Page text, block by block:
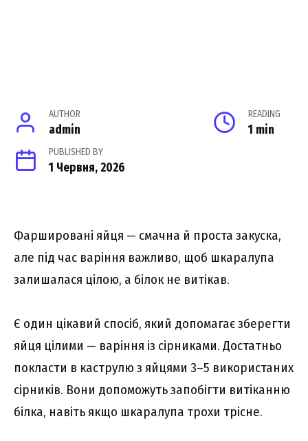
AUTHOR
admin
READING
1 min
PUBLISHED BY
1 Червня, 2026
Фаршировані яйця — смачна й проста закуска,
але під час варіння важливо, щоб шкаралупа
залишалася цілою, а білок не витікав.
Є один цікавий спосіб, який допомагає зберегти
яйця цілими — варіння із сірниками. Достатньо
покласти в каструлю з яйцями 3–5 використаних
сірників. Вони допоможуть запобігти витіканню
білка, навіть якщо шкаралупа трохи трісне.